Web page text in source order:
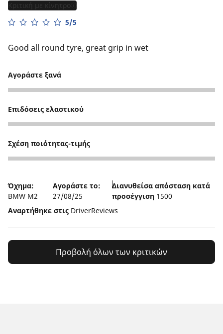
Κριτική με κίνητρο
5/5
Good all round tyre, great grip in wet
Αγοράστε ξανά
5
Επιδόσεις ελαστικού
4
Σχέση ποιότητας-τιμής
3
Όχημα:
BMW M2
Αγοράστε το:
27/08/25
Διανυθείσα απόσταση κατά
προσέγγιση 1500
Αναρτήθηκε στις DriverReviews
Προβολή όλων των κριτικών